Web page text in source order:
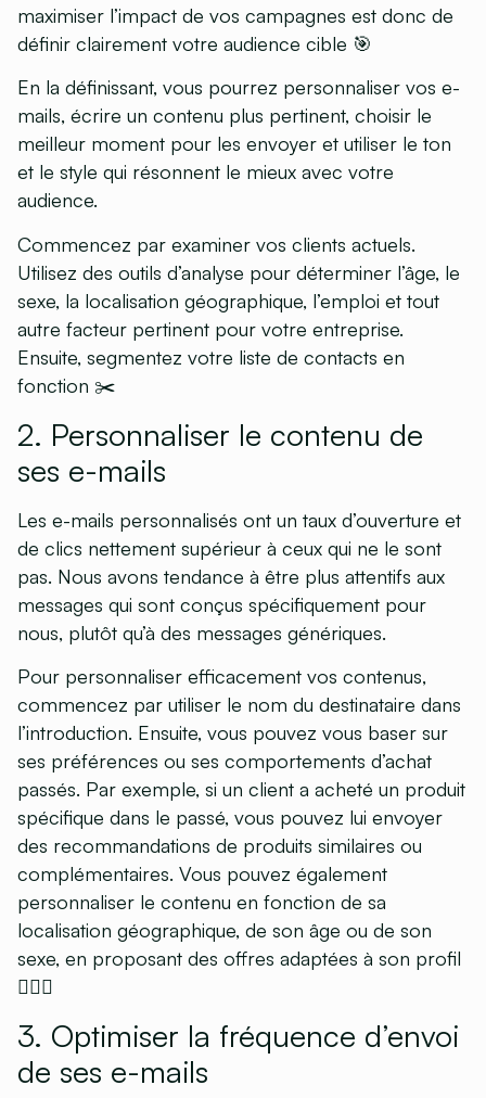
maximiser l’impact de vos campagnes est donc de
définir clairement votre audience cible 🎯
En la définissant, vous pourrez personnaliser vos e-
mails, écrire un contenu plus pertinent, choisir le
meilleur moment pour les envoyer et utiliser le ton
et le style qui résonnent le mieux avec votre
audience.
Commencez par examiner vos clients actuels.
Utilisez des outils d’analyse pour déterminer l’âge, le
sexe, la localisation géographique, l’emploi et tout
autre facteur pertinent pour votre entreprise.
Ensuite, segmentez votre liste de contacts en
fonction ✂️
2. Personnaliser le contenu de
ses e-mails
Les e-mails personnalisés ont un taux d’ouverture et
de clics nettement supérieur à ceux qui ne le sont
pas. Nous avons tendance à être plus attentifs aux
messages qui sont conçus spécifiquement pour
nous, plutôt qu’à des messages génériques.
Pour personnaliser efficacement vos contenus,
commencez par utiliser le nom du destinataire dans
l’introduction. Ensuite, vous pouvez vous baser sur
ses préférences ou ses comportements d’achat
passés. Par exemple, si un client a acheté un produit
spécifique dans le passé, vous pouvez lui envoyer
des recommandations de produits similaires ou
complémentaires. Vous pouvez également
personnaliser le contenu en fonction de sa
localisation géographique, de son âge ou de son
sexe, en proposant des offres adaptées à son profil
💁🏻‍♂️
3. Optimiser la fréquence d’envoi
de ses e-mails